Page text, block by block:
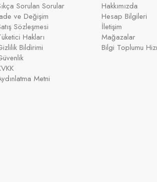
Sorulan Sorular
ve Değişim
Sözleşmesi
Hakları
Bildirimi
Metni
Hakkımızda
Hesap Bilgileri
İletişim
Mağazalar
Bilgi Toplumu